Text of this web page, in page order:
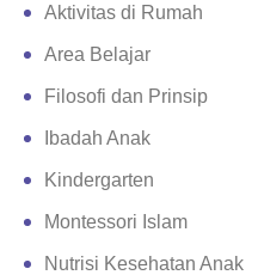
Aktivitas di Rumah
Area Belajar
Filosofi dan Prinsip
Ibadah Anak
Kindergarten
Montessori Islam
Nutrisi Kesehatan Anak